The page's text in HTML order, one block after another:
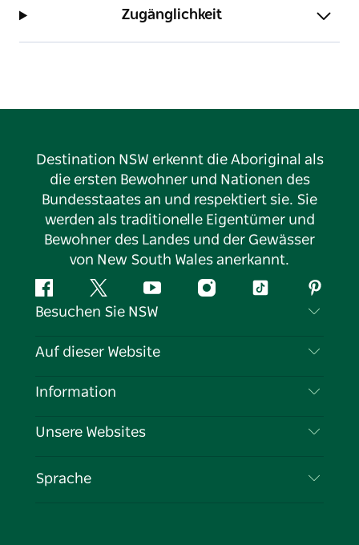
Zugänglichkeit
Destination NSW erkennt die Aboriginal als
die ersten Bewohner und Nationen des
Bundesstaates an und respektiert sie. Sie
werden als traditionelle Eigentümer und
Bewohner des Landes und der Gewässer
von New South Wales anerkannt.
FacebookTwitter YouTubeInstagramTikTok
Besuchen Sie NSW
Kontaktieren Sie uns
Cookie-Hinweis
Auf dieser Website
Reiseziele
Veranstaltungen
Information
Reiseinformationen
Unternehmen in NSW
Unsere Websites
Sprache